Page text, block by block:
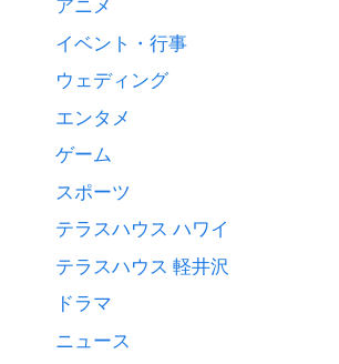
アニメ
イベント・行事
ウェディング
エンタメ
ゲーム
スポーツ
テラスハウス ハワイ
テラスハウス 軽井沢
ドラマ
ニュース